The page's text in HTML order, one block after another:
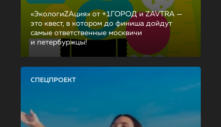
«ЭкологиZAция» от +1ГОРОД и ZAVTRA —
это квест, в котором до финиша дойдут
самые ответственные москвичи
и петербуржцы!
СПЕЦПРОЕКТ